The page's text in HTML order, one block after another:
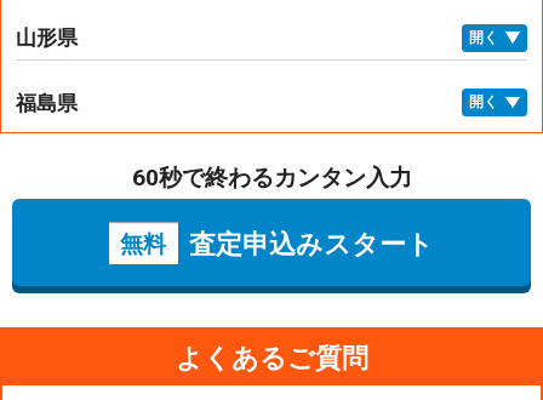
開く
山形県
開く
福島県
60秒で終わるカンタン入力
無料 査定申込みスタート
よくあるご質問